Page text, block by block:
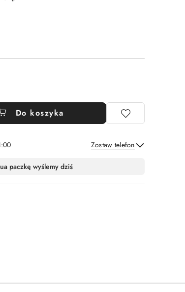
Do koszyka
Zostaw telefon
a paczkę wyślemy dziś